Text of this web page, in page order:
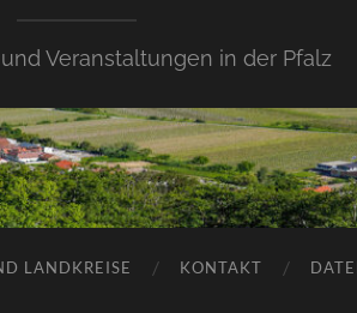
Veranstaltungen in der Pfalz
LANDKREISE KONTAKT